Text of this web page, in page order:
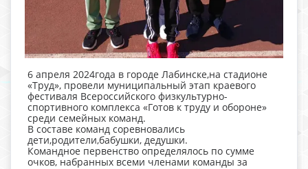
6 апреля 2024года в городе Лабинске,на стадионе
«Труд», провели муниципальный этап краевого
фестиваля Всероссийского физкультурно-
спортивного комплекса «Готов к труду и обороне»
среди семейных команд.
В составе команд соревновались
дети,родители,бабушки, дедушки.
Командное первенство определялось по сумме
очков, набранных всеми членами команды за